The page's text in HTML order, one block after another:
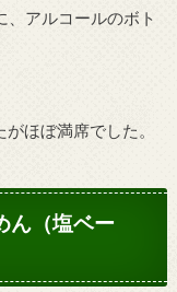
、アルコールのボト
ほぼ満席でした。
ん（塩ベー